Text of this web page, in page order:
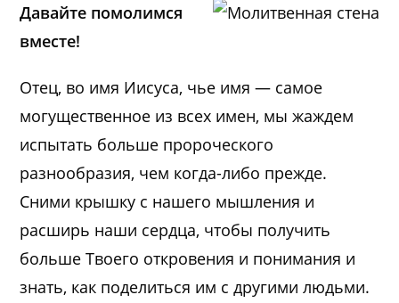
Давайте помолимся
вместе!
Отец, во имя Иисуса, чье имя — самое
могущественное из всех имен, мы жаждем
испытать больше пророческого
разнообразия, чем когда-либо прежде.
Сними крышку с нашего мышления и
расширь наши сердца, чтобы получить
больше Твоего откровения и понимания и
знать, как поделиться им с другими людьми.